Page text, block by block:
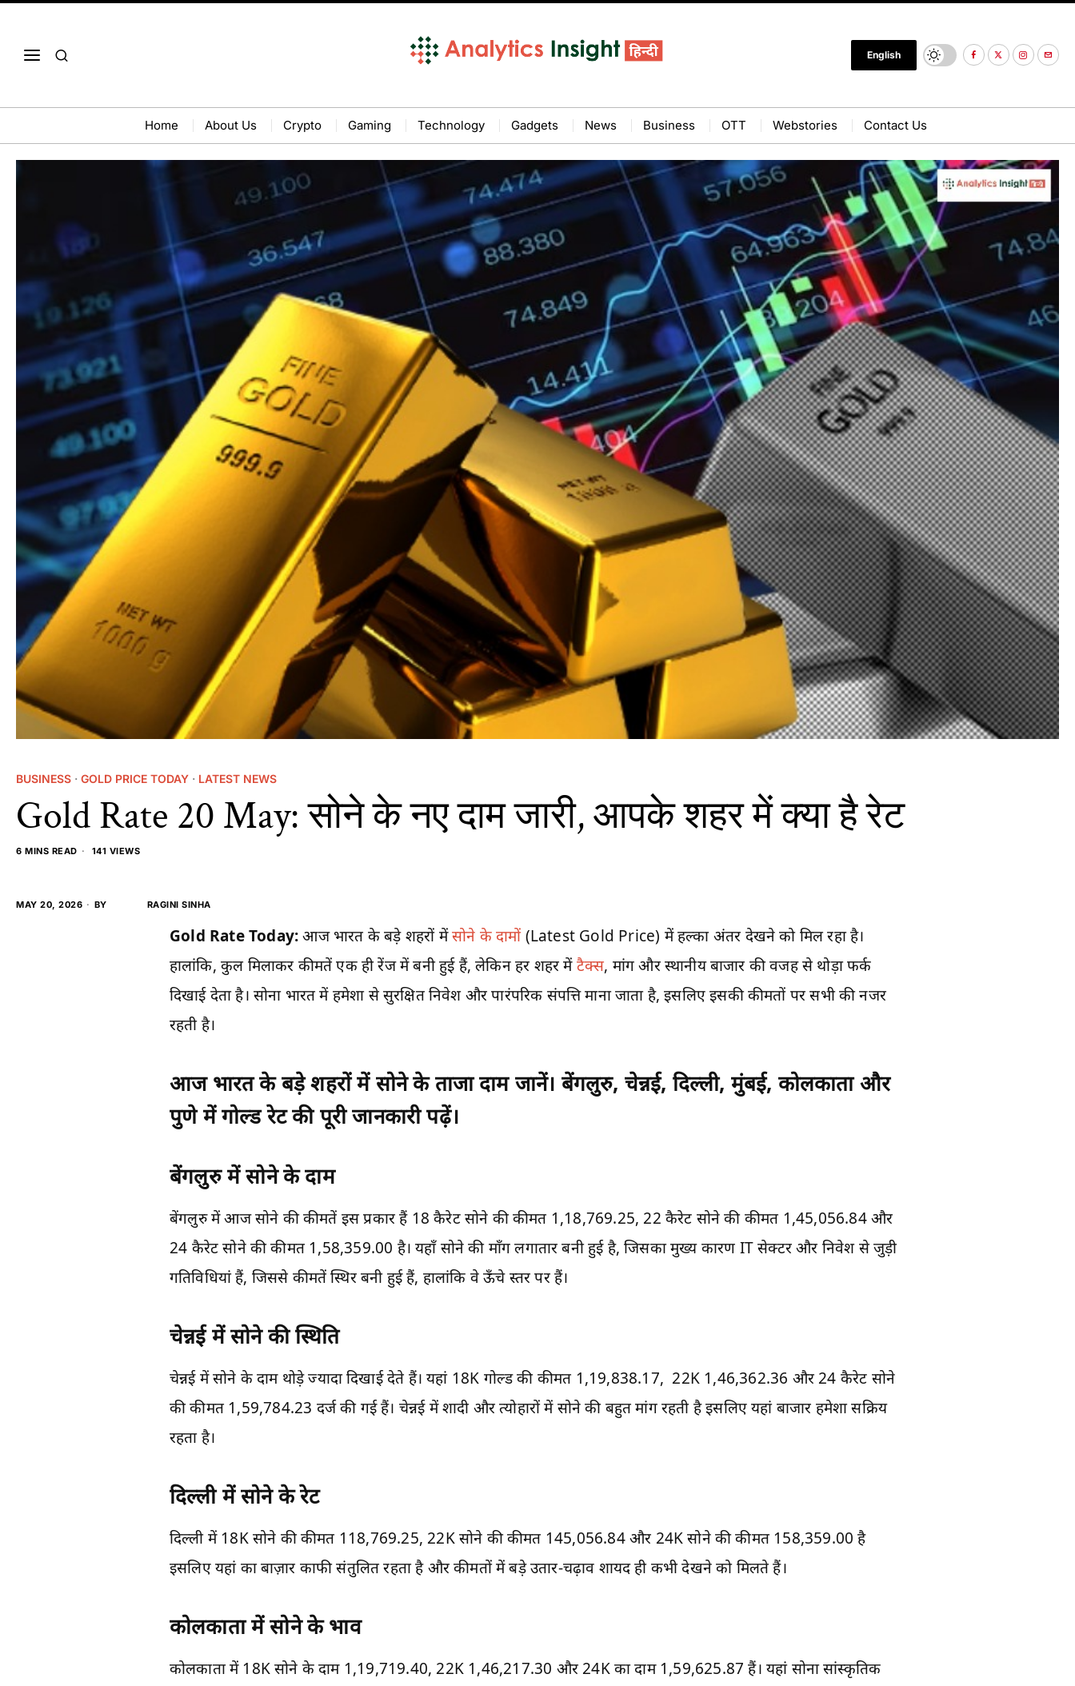
English
Home About Us Crypto Gaming Technology Gadgets News Business OTT Webstories Contact Us
BUSINESS · GOLD PRICE TODAY · LATEST NEWS
Gold Rate 20 May: सोने के नए दाम जारी, आपके शहर में क्या है रेट
6 MINS READ 141 VIEWS
MAY 20, 2026 BY RAGINI SINHA
Gold Rate Today:आज भारत के बड़े शहरों मेंसोने के दामों(Latest Gold Price) में हल्का अंतर देखने को मिल रहा है।
हालांकि, कुल मिलाकर कीमतें एक ही रेंज में बनी हुई हैं, लेकिन हर शहर मेंटैक्स, मांग और स्थानीय बाजार की वजह से थोड़ा फर्क
दिखाई देता है। सोना भारत में हमेशा से सुरक्षित निवेश और पारंपरिक संपत्ति माना जाता है, इसलिए इसकी कीमतों पर सभी की नजर
रहती है।
आज भारत के बड़े शहरों में सोने के ताजा दाम जानें। बेंगलुरु, चेन्नई, दिल्ली, मुंबई, कोलकाता और
पुणे में गोल्ड रेट की पूरी जानकारी पढ़ें।
बेंगलुरु में सोने के दाम
बेंगलुरु में आज सोने की कीमतें इस प्रकार हैं 18 कैरेट सोने की कीमत 1,18,769.25, 22 कैरेट सोने की कीमत 1,45,056.84 और
24 कैरेट सोने की कीमत 1,58,359.00 है। यहाँ सोने की माँग लगातार बनी हुई है, जिसका मुख्य कारण IT सेक्टर और निवेश से जुड़ी
गतिविधियां हैं, जिससे कीमतें स्थिर बनी हुई हैं, हालांकि वे ऊँचे स्तर पर हैं।
चेन्नई में सोने की स्थिति
चेन्नई में सोने के दाम थोड़े ज्यादा दिखाई देते हैं। यहां 18K गोल्ड की कीमत 1,19,838.17, 22K 1,46,362.36 और 24 कैरेट सोने
की कीमत 1,59,784.23 दर्ज की गई हैं। चेन्नई में शादी और त्योहारों में सोने की बहुत मांग रहती है इसलिए यहां बाजार हमेशा सक्रिय
रहता है।
दिल्ली में सोने के रेट
दिल्ली में 18K सोने की कीमत 118,769.25, 22K सोने की कीमत 145,056.84 और 24K सोने की कीमत 158,359.00 है
इसलिए यहां का बाज़ार काफी संतुलित रहता है और कीमतों में बड़े उतार-चढ़ाव शायद ही कभी देखने को मिलते हैं।
कोलकाता में सोने के भाव
कोलकाता में 18K सोने के दाम 1,19,719.40, 22K 1,46,217.30 और 24K का दाम 1,59,625.87 हैं। यहां सोना सांस्कृतिक